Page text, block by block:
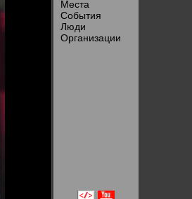
Места
События
Люди
Организации